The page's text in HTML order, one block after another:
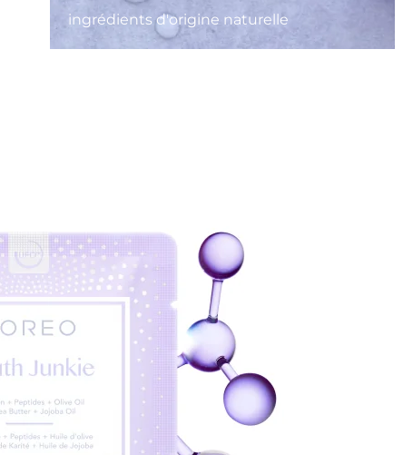
ingrédients d'origine naturelle